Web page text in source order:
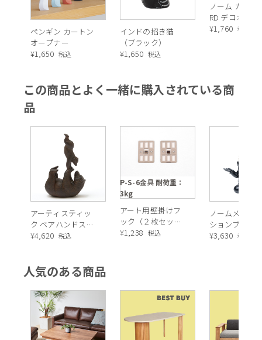
ペンギン カートン
オープナー
¥1,650 税込
インドの招き猫
（ブラック）
¥1,650 税込
ノーム カラー
RD デコオブジ
¥1,760 税込
この商品とよく一緒に購入されている商
品
アーティスティッ
ク ベアハンドスタ
ンド オブジェ
¥4,620 税込
P-S-6金具 耐荷重：
3kg
アート用壁掛けフ
ック（２枚セッ
ト）耐荷重：3kg
¥1,238 税込
ノームメディ
ションブラッ
ールド デコフ
¥3,630 税込
人気のある商品